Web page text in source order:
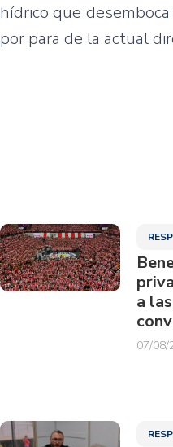
hídrico que desemboca
por para de la actual
a
07/08/